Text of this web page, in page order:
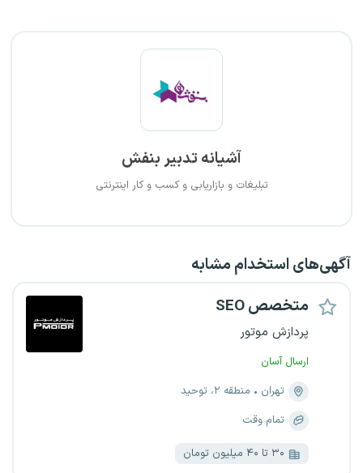
آشیانه تدبیر بنفش
تبلیغات و بازاریابی و کسب و کار اینترنتی
آگهی‌های استخدام مشابه
متخصص SEO
پردازش موتور
ارسال آسان
تهران
منطقه ۲، توحید
تمام وقت
۳۰ تا ۴۰ میلیون تومان